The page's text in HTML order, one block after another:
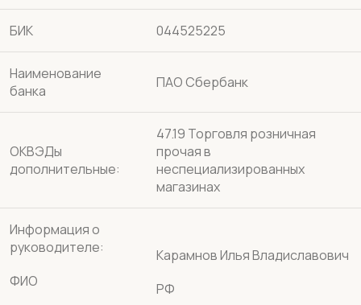
БИК 044525225
Наименование
банка
ПАО Сбербанк
ОКВЭДы
дополнительные:
47.19 Торговля розничная
прочая в
неспециализированных
магазинах
Информация о
руководителе:
ФИО
Карамнов Илья Владиславович
РФ